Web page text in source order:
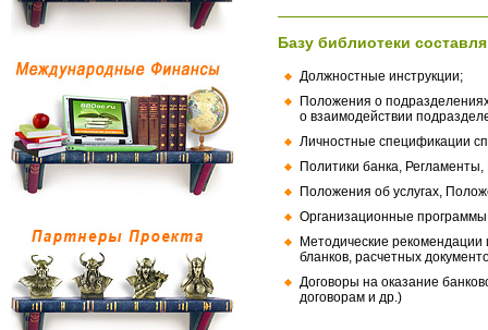
Базу библиотеки
Должностные инструкции;
Положения о
о взаимодействии
Личностные спецификации
Политики банка,
Положения об услугах,
Организационные
Методические
бланков, расчетных
Договоры на оказание
договорам и др.)